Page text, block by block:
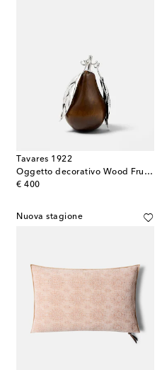
Tavares 1922
Oggetto decorativo Wood Fruits in argento sterling e legno
€ 400
original price
Nuova stagione